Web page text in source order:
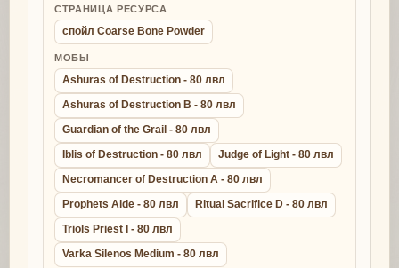
СТРАНИЦА РЕСУРСА
спойл Coarse Bone Powder
МОБЫ
Ashuras of Destruction - 80 лвл
Ashuras of Destruction B - 80 лвл
Guardian of the Grail - 80 лвл
Iblis of Destruction - 80 лвл
Judge of Light - 80 лвл
Necromancer of Destruction A - 80 лвл
Prophets Aide - 80 лвл
Ritual Sacrifice D - 80 лвл
Triols Priest I - 80 лвл
Varka Silenos Medium - 80 лвл